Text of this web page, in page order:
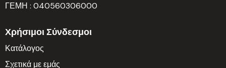
ΓΕΜΗ : 040560306000
Χρήσιμοι Σύνδεσμοι
Κατάλογος
Σχετικά με εμάς